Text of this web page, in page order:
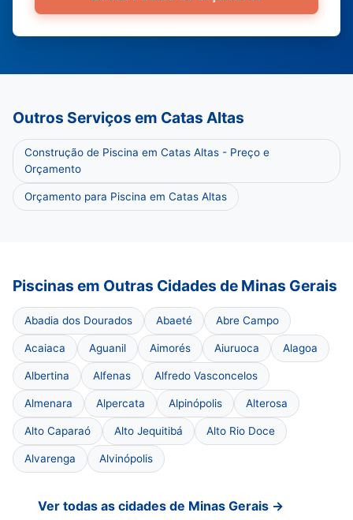
Outros Serviços em Catas Altas
Construção de Piscina em Catas Altas - Preço e
Orçamento
Orçamento para Piscina em Catas Altas
Piscinas em Outras Cidades de Minas Gerais
Abadia dos Dourados Abaeté Abre Campo
Acaiaca Aguanil Aimorés Aiuruoca Alagoa
Albertina Alfenas Alfredo Vasconcelos
Almenara Alpercata Alpinópolis Alterosa
Alto Caparaó Alto Jequitibá Alto Rio Doce
Alvarenga Alvinópolis
Ver todas as cidades de Minas Gerais →